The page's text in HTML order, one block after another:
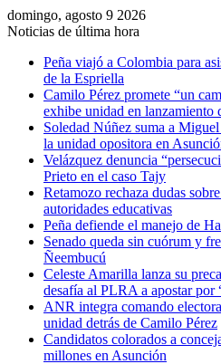
domingo, agosto 9 2026
Noticias de última hora
Peña viajó a Colombia para
de la Espriella
Camilo Pérez promete “un
exhibe unidad en lanzamiento
Soledad Núñez suma a
la unidad opositora en
Velázquez denuncia
Prieto en el caso Tajy
Retamozo rechaza dudas
autoridades educativas
Peña defiende el manejo de
Senado queda sin cuórum y
Ñeembucú
Celeste Amarilla lanza su
desafía al PLRA a apostar por
ANR integra comando
unidad detrás de Camilo Pérez
Candidatos colorados a
millones en Asunción